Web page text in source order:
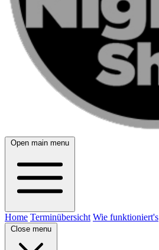
Open main menu
Home Terminübersicht Wie funktioniert's
Close menu